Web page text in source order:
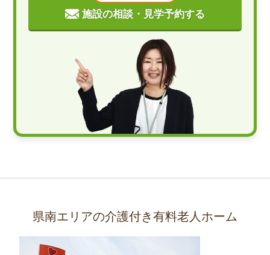
施設の相談・見学予約する
県南エリアの介護付き有料老人ホーム